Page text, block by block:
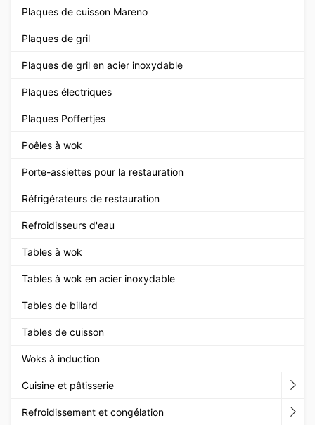
Plaques de cuisson Mareno
Plaques de gril
Plaques de gril en acier inoxydable
Plaques électriques
Plaques Poffertjes
Poêles à wok
Porte-assiettes pour la restauration
Réfrigérateurs de restauration
Refroidisseurs d'eau
Tables à wok
Tables à wok en acier inoxydable
Tables de billard
Tables de cuisson
Woks à induction
Cuisine et pâtisserie
Refroidissement et congélation